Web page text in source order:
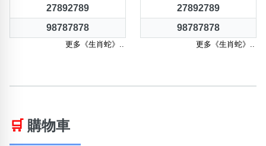
27892789
98787878
更多《生肖蛇》..
27892789
98787878
更多《生肖蛇》..
🛒 購物車